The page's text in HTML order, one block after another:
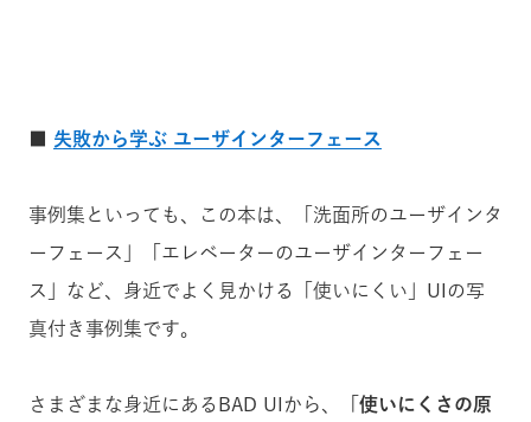
失敗から学ぶ ユーザインターフェース
事例集といっても、この本は、「洗面所のユーザインタ
ーフェース」「エレベーターのユーザインターフェー
ス」など、身近でよく見かける「使いにくい」UIの写
真付き事例集です。
さまざまな身近にあるBAD UIから、
「使いにくさの原